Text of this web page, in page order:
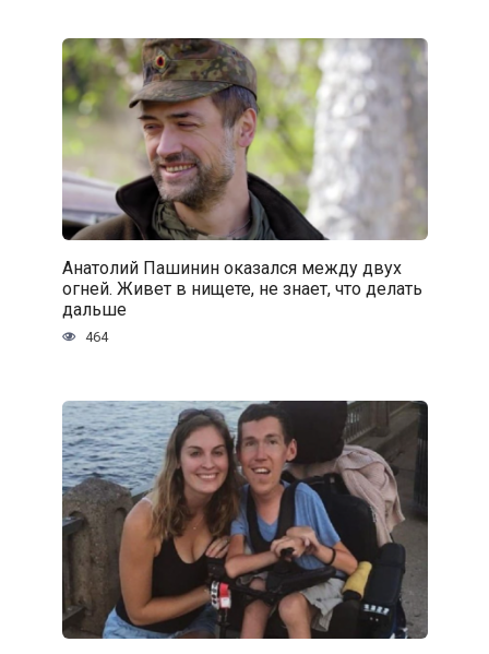
Анатолий Пашинин оказался между двух
огней. Живет в нищете, не знает, что делать
дальше
464